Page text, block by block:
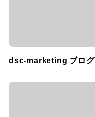
dsc-marketing ブログ